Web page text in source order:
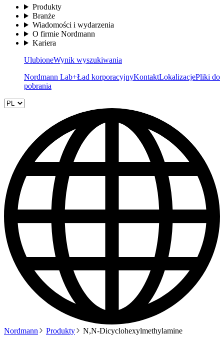
Produkty
Branże
Wiadomości i wydarzenia
O firmie Nordmann
Kariera
UlubioneWynik wyszukiwania
Nordmann Lab+Ład korporacyjnyKontaktLokalizacjePliki do
pobrania
Nordmann Produkty N,N-Dicyclohexylmethylamine